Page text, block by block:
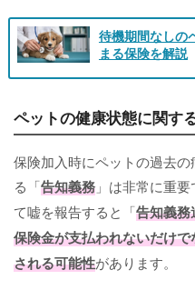
待機期間なしの
まる保険を解説
ペットの健康状態に関す
保険加入時にペットの過去
る「告知義務 」は非常に重
て嘘を報告すると「告知義務
保険金が支払われないだけ
される可能性があります。